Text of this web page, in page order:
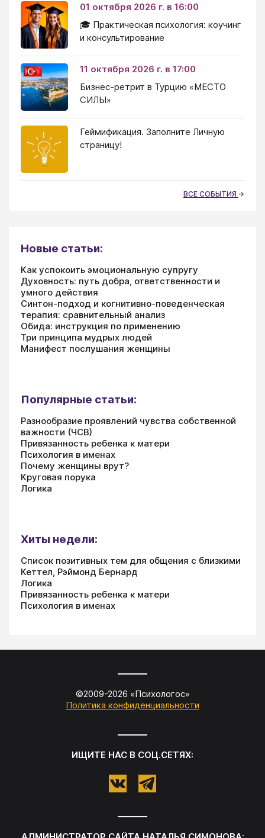
01 октября 2026 г. в 16:00
🎓 Практическая психология: коучинг
и консультирование
11 октября 2026 г. в 17:00
Бизнес-ретрит в Турцию «МЕСТО
СИЛЫ»
Геймификация. Заполните Личную
страницу!
ВСЕ СОБЫТИЯ
Новые статьи:
Как успокоить эмоциональную супругу
Духовность: путь добра, ответственности и
умного действия
Синтон-подход и когнитивно-поведенческая
терапия: сравнительный анализ
Обида: инструкция по применению
Три принципа мудрых людей
Манифест послушания женщины
Популярные статьи:
Разнообразие проявлений чувства собственной
важности (ЧСВ)
Привязанность ребенка к матери
Психология в именах
Почему женщины врут?
Круговая порука
Логика
Хиты недели:
Список позитивных тем для общения с близкими
Кеттел, Рэймонд Бернард
Логика
Привязанность ребенка к матери
Психология в именах
©2009-2026 «Психологос»
Политика конфиденциальности
ИЩИТЕ НАС В СОЦ.СЕТЯХ: